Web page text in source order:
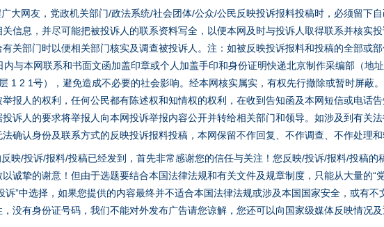
大网友，党政机关部门/政法系统/社会团体/公众/公民反映投诉报料投稿时，必须留下
信息，并尽可能把被投诉人的联系资料写全，以便本网及时与投诉人取得联系并核实
有关部门时以便相关部门核实及调查被投诉人。注：如被反映投诉报料和投稿的全部或
内与本网联系和书面文函加盖印章或个人加盖手印和身份证明快递北京制作采编部（地
1 2 1号），避免造成不必要的社会影响。经本网核实属实，有权先行撤除或暂时屏蔽
报人的权利，任何公民都有陈述权和知情权的权利，在收到告知函及本网短信或电话
诉人的要求将举报人向本网投诉举报内容公开并转给相关部门和领导。如涉及到有关
确认身份及联系方式的反映投诉报料投稿，本网保留不作回复、不作调查、不作处理和
映/投诉/报料/投稿已经发到，首先非常感谢您的信任与关注！您反映/投诉/报料/投稿的
诚挚的谢意！但由于选题要结合本国法律法规和有关文件及规章制度，只能从大量的“
诉”中选择，如果您提供的内容最终并不适合本国法律法规或涉及本国国家安全，或有
没有身份证号码，我们不能对外发布广告请您谅解，您还可以向国家级媒体反映情况